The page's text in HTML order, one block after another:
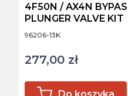
Kod produktu
96206-13K
4F50N / AX4N
PLUNGER VALVE KIT
Cena
277,00 zł
Do koszyka